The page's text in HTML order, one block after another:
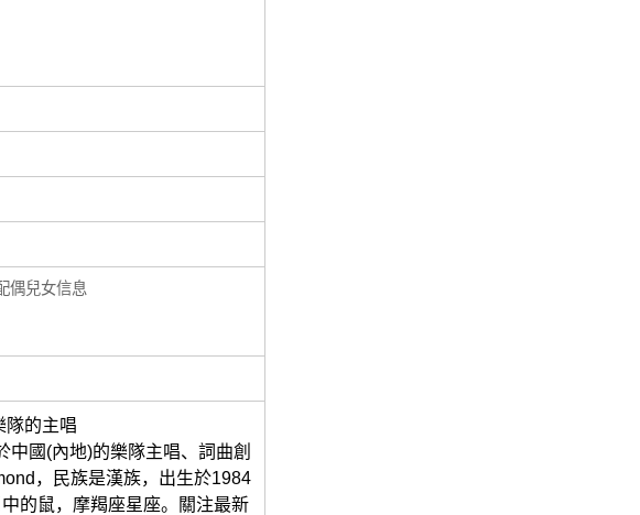
偶兒女信息
隊的主唱
國(內地)的樂隊主唱、詞曲創
，民族是漢族，出生於1984
的鼠，摩羯座星座。關注最新